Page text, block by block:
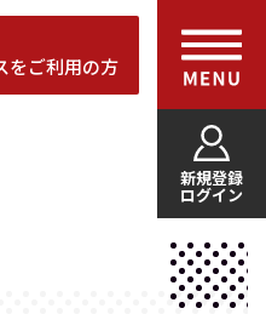
新規登録
ログイン
をご利用の方